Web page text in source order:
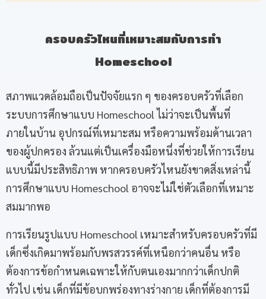
ครอบครัวไหนที่เหมาะสมกับการทำ
Homeschool
สภาพแวดล้อมถือเป็นปัจจัยแรก ๆ ของครอบครัวที่เลือก
ระบบการศึกษาแบบ Homeschool ไม่ว่าจะเป็นพื้นที่
ภายในบ้าน อุปกรณ์ที่เหมาะสม หรือความพร้อมด้านเวลา
ของผู้ปกครอง ล้วนแต่เป็นเครื่องมือหนึ่งที่ช่วยให้การเรียน
แบบนี้มีประสิทธิภาพ หากครอบครัวไหนยังขาดสิ่งเหล่านี้
การศึกษาแบบ Homeschool อาจจะไม่ใช่ตัวเลือกที่เหมาะ
สมมากพอ
การเรียนรูปแบบ Homeschool เหมาะสำหรับครอบครัวที่มี
เด็กซึ่งเกิดมาพร้อมกับพรสวรรค์ที่เหนือกว่าคนอื่น หรือ
ต้องการข้อกำหนดเฉพาะให้กับตนเองมากกว่าเด็กปกติ
ทั่วไป เช่น เด็กที่มีข้อบกพร่องทางร่างกาย เด็กที่ต้องการมี